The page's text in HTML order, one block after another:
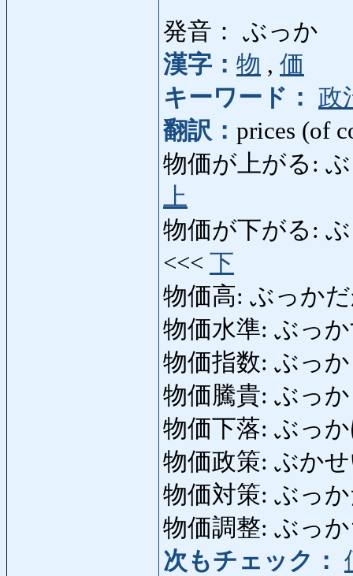
発音： ぶっか
漢字： 物 , 価
キーワード： 政
翻訳： prices (of
物価が上がる: ぶ
上
物価が下がる:
<<< 下
物価高: ぶっか
物価水準: ぶっ
物価指数: ぶっ
物価騰貴: ぶっ
物価下落: ぶっ
物価政策: ぶか
物価対策: ぶっ
物価調整: ぶっ
次もチェック：